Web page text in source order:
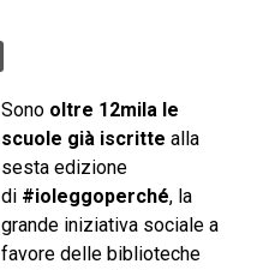
Sono oltre 12mila le
scuole già iscritte alla
sesta edizione
di #ioleggoperché, la
grande iniziativa sociale a
favore delle biblioteche